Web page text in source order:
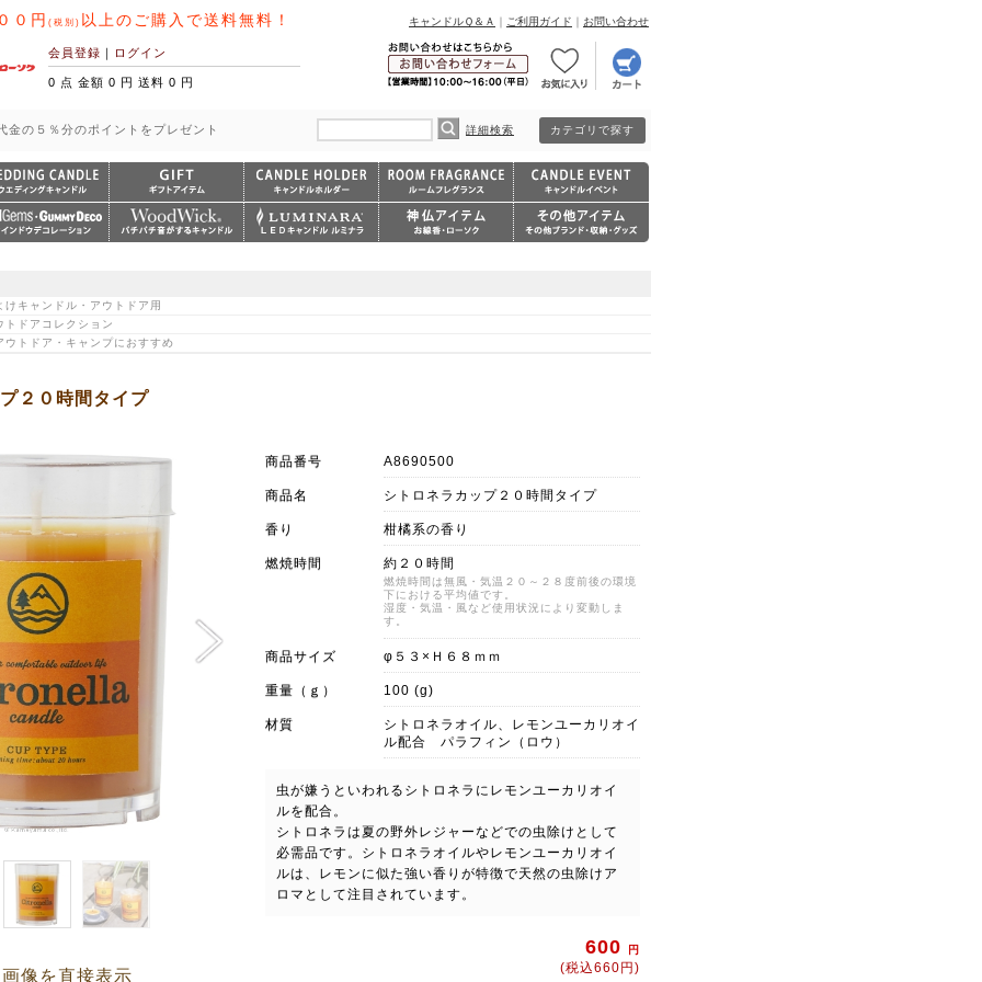
０円 (税別) 以上のご購入で送料無料！ キャンドルＱ＆Ａ ｜ ご利用ガイド ｜ お問い合わせ
会員登録 ｜ ログイン
0 点 金額 0 円 送料 0 円
金の５％分のポイントをプレゼント 詳細検索 カテゴリで探す
キャンドル・アウトドア用
ドアコレクション
トドア・キャンプにおすすめ
２０時間タイプ
像を直接表示
商品番号 A8690500
商品名 シトロネラカップ２０時間タイプ
香り 柑橘系の香り
燃焼時間 約２０時間
燃焼時間は無風・気温２０～２８度前後の環境
下における平均値です。
湿度・気温・風など使用状況により変動しま
す。
商品サイズ φ５３×Ｈ６８ｍｍ
重量（ｇ） 100 (g)
材質
シトロネラオイル、レモンユーカリオイ
ル配合 パラフィン（ロウ）
虫が嫌うといわれるシトロネラにレモンユーカリオイ
ルを配合。
シトロネラは夏の野外レジャーなどでの虫除けとして
必需品です。シトロネラオイルやレモンユーカリオイ
ルは、レモンに似た強い香りが特徴で天然の虫除けア
ロマとして注目されています。
600 円
(税込660円)